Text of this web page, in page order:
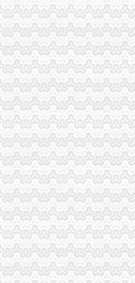
制度
吉
办公司成功召开
食品安全专项整工作
机49台
执照注销农户万元增收
动
督办领导高度评价
锦旗表达谢意
园”
要求
确保食品安全监管到位